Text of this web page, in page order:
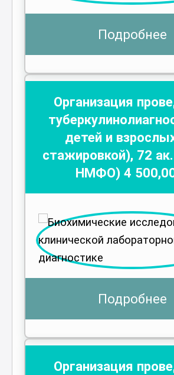
Подробнее
Организация
детей и
стажировкой), 72
НМФО) 4 500
Подробнее
Организация